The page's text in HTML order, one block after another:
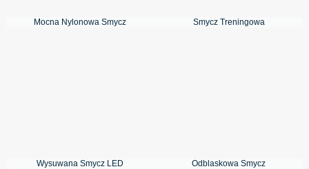
Mocna Nylonowa Smycz Smycz Treningowa
Wysuwana Smycz LED Odblaskowa Smycz